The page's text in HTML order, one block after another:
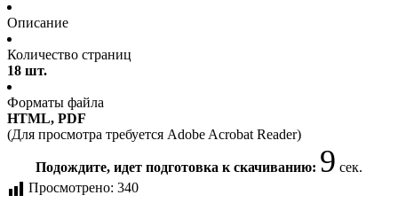
Описание
Количество страниц
18 шт.
Форматы файла
HTML, PDF
(Для просмотра требуется Adobe Acrobat Reader)
Подождите, идет подготовка к скачиванию: 9 сек.
Просмотрено: 340